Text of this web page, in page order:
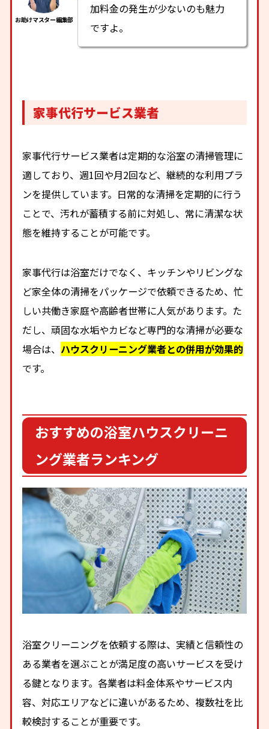
加料金の発生が少ないのも魅力
ですよ。
家事代行サービス業者
家事代行サービス業者は定期的な浴室の清掃管理に
適しており、週1回や月2回など、継続的な利用プラ
ンを提供しています。日常的な清掃を定期的に行う
ことで、汚れが蓄積する前に対処し、常に清潔な状
態を維持することが可能です。
家事代行は浴室だけでなく、キッチンやリビングな
ど家全体の清掃をパッケージで依頼できるため、忙
しい共働き家庭や高齢者世帯に人気があります。た
だし、頑固な水垢やカビなど専門的な清掃が必要な
場合は、 ハウスクリーニング業者との併用が効果的
です。
おすすめの浴室ハウスクリーニ
ング業者ランキング
浴室クリーニングを依頼する際は、実績と信頼性の
ある業者を選ぶことが満足度の高いサービスを受け
る鍵となります。各業者は料金体系やサービス内
容、対応エリアなどに違いがあるため、複数社を比
較検討することが重要です。